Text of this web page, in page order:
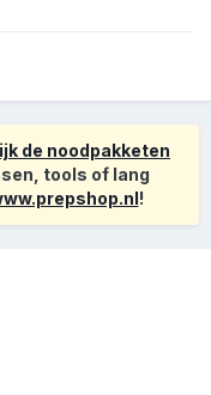
de noodpakketen
tools of lang
!